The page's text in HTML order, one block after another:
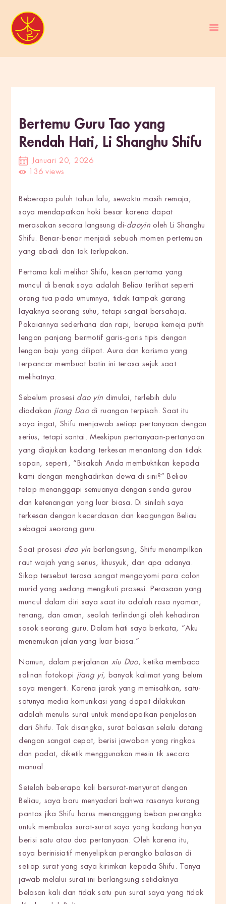
ARTIKEL
PUTI
GALERI
HUBUNGI KAMI
Bertemu Guru Tao yang
Rendah Hati, Li Shanghu Shifu
Januari 20, 2026
136 views
Beberapa puluh tahun lalu, sewaktu masih remaja,
saya mendapatkan hoki besar karena dapat
merasakan secara langsung di-daoyinoleh Li Shanghu
Shifu. Benar-benar menjadi sebuah momen pertemuan
yang abadi dan tak terlupakan.
Pertama kali melihat Shifu, kesan pertama yang
muncul di benak saya adalah Beliau terlihat seperti
orang tua pada umumnya, tidak tampak garang
layaknya seorang suhu, tetapi sangat bersahaja.
Pakaiannya sederhana dan rapi, berupa kemeja putih
lengan panjang bermotif garis-garis tipis dengan
lengan baju yang dilipat. Aura dan karisma yang
terpancar membuat batin ini terasa sejuk saat
melihatnya.
Sebelum prosesi dao yin dimulai, terlebih dulu
diadakan jiang Daodi ruangan terpisah. Saat itu
saya ingat, Shifu menjawab setiap pertanyaan dengan
serius, tetapi santai. Meskipun pertanyaan-pertanyaan
yang diajukan kadang terkesan menantang dan tidak
sopan, seperti, “Bisakah Anda membuktikan kepada
kami dengan menghadirkan dewa di sini?” Beliau
tetap menanggapi semuanya dengan senda gurau
dan ketenangan yang luar biasa. Di sinilah saya
terkesan dengan kecerdasan dan keagungan Beliau
sebagai seorang guru.
Saat prosesi dao yin berlangsung, Shifu menampilkan
raut wajah yang serius, khusyuk, dan apa adanya.
Sikap tersebut terasa sangat mengayomi para calon
murid yang sedang mengikuti prosesi. Perasaan yang
muncul dalam diri saya saat itu adalah rasa nyaman,
tenang, dan aman, seolah terlindungi oleh kehadiran
sosok seorang guru. Dalam hati saya berkata, “Aku
menemukan jalan yang luar biasa.”
Namun, dalam perjalanan xiu Dao, ketika membaca
salinan fotokopi jiang yi, banyak kalimat yang belum
saya mengerti. Karena jarak yang memisahkan, satu-
satunya media komunikasi yang dapat dilakukan
adalah menulis surat untuk mendapatkan penjelasan
dari Shifu. Tak disangka, surat balasan selalu datang
dengan sangat cepat, berisi jawaban yang ringkas
dan padat, diketik menggunakan mesin tik secara
manual.
Setelah beberapa kali bersurat-menyurat dengan
Beliau, saya baru menyadari bahwa rasanya kurang
pantas jika Shifu harus menanggung beban perangko
untuk membalas surat-surat saya yang kadang hanya
berisi satu atau dua pertanyaan. Oleh karena itu,
saya berinisiatif menyelipkan perangko balasan di
setiap surat yang saya kirimkan kepada Shifu. Tanya
jawab melalui surat ini berlangsung setidaknya
belasan kali dan tidak satu pun surat saya yang tidak